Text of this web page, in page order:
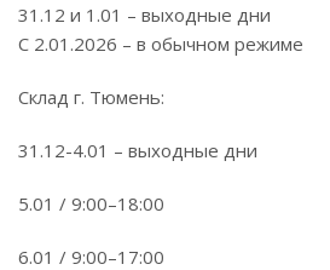
31.12 и 1.01 – выходные дни
С 2.01.2026 – в обычном режиме
Склад г. Тюмень:
31.12-4.01 – выходные дни
5.01 / 9:00–18:00
6.01 / 9:00–17:00